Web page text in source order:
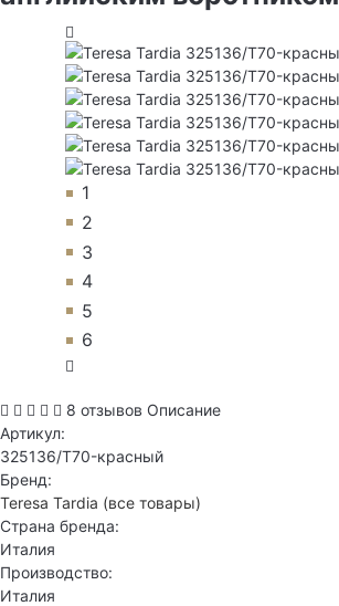
1
2
3
4
5
6
8 отзывов Описание
Артикул:
325136/T70-красный
Бренд:
Teresa Tardia (все товары)
Страна бренда:
Италия
Производство:
Италия